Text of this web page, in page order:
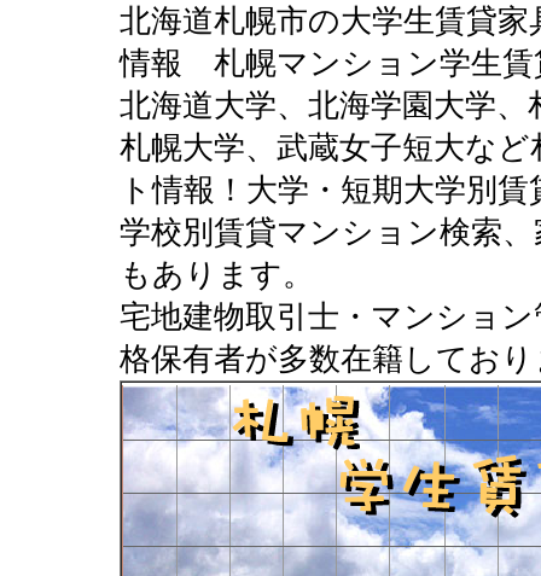
北海道札幌市の大学生賃貸
情報 札幌マンション学生賃
北海道大学、北海学園大学
札幌大学、武蔵女子短大な
ト情報！大学・短期大学別
学校別賃貸マンション検索
もあります。
宅地建物取引士・マンショ
格保有者が多数在籍してお